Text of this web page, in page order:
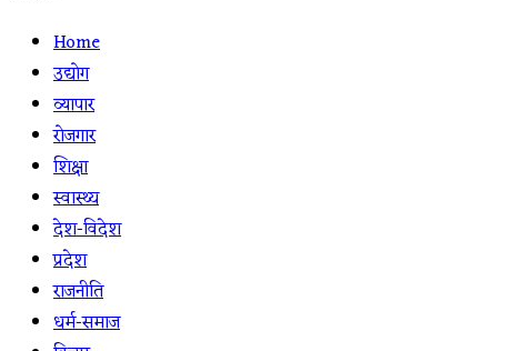
Home
उद्योग
व्यापार
रोजगार
शिक्षा
स्वास्थ्य
देश-विदेश
प्रदेश
राजनीति
धर्म-समाज